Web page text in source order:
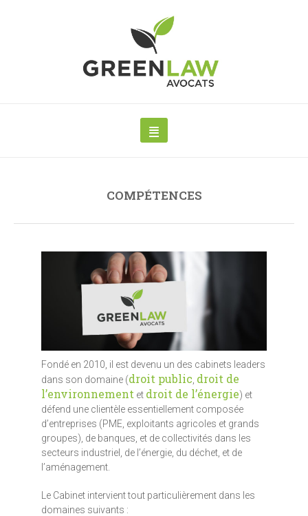
COMPÉTENCES
Fondé en 2010, il est devenu un des cabinets leaders
dans son domaine (droit public droit de
l’environnement et droit de l’énergie) et
défend une clientèle essentiellement composée
d’entreprises (PME, exploitants agricoles et grands
groupes), de banques, et de collectivités dans les
secteurs industriel, de l’énergie, du déchet, et de
l’aménagement.
Le Cabinet intervient tout particulièrement dans les
domaines suivants :